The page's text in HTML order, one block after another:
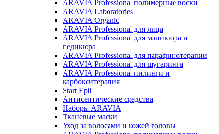
ARAVIA Professional полимерные воски
ARAVIA Laboratories
ARAVIA Organic
ARAVIA Professional для лица
ARAVIA Professional для маникюра и
педикюра
ARAVIA Professional для парафинотерапии
ARAVIA Professional для шугаринга
ARAVIA Professional пилинги и
карбокситерапия
Start Epil
Антисептические средства
Наборы ARAVIA
Тканевые маски
Уход за волосами и кожей головы